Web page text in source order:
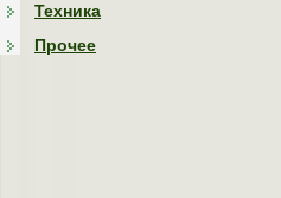
Техника
Прочее